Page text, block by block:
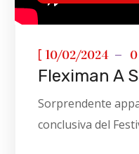
[10/02/2024
Fleximan A
Sorprendente
conclusiva del